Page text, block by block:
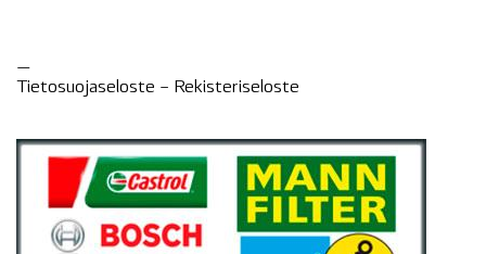
—
Tietosuojaseloste – Rekisteriseloste